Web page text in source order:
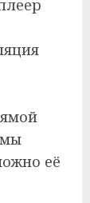
мы
её